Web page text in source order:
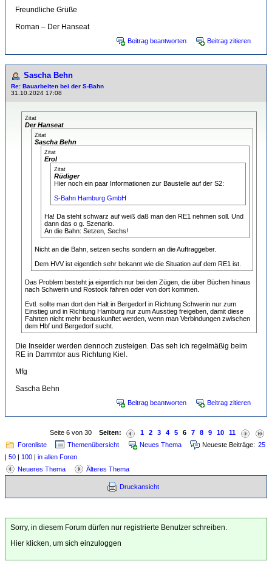
Freundliche Grüße
Roman – Der Hanseat
Beitrag beantworten Beitrag zitieren
Sascha Behn
Re: Bauarbeiten bei der S-Bahn
31.10.2024 17:08
Zitat
Der Hanseat
Zitat
Sascha Behn
Zitat
Erol
Zitat
Rüdiger
Hier noch ein paar Informationen zur Baustelle auf der S2:
S-Bahn Hamburg GmbH
Ha! Da steht schwarz auf weiß daß man den RE1 nehmen soll. Und
dann das o g. Szenario.
An die Bahn: Setzen, Sechs!
Nicht an die Bahn, setzen sechs sondern an die Auftraggeber.
Dem HVV ist eigentlich sehr bekannt wie die Situation auf dem RE1 ist.
Das Problem besteht ja eigentlich nur bei den Zügen, die über Büchen hinaus
nach Schwerin und Rostock fahren oder von dort kommen.
Evtl. sollte man dort den Halt in Bergedorf in Richtung Schwerin nur zum
Einstieg und in Richtung Hamburg nur zum Ausstieg freigeben, damit diese
Fahrten nicht mehr beauskunftet werden, wenn man Verbindungen zwischen
dem Hbf und Bergedorf sucht.
Die Inseider werden dennoch zusteigen. Das seh ich regelmäßig beim
RE in Dammtor aus Richtung Kiel.
Mfg
Sascha Behn
Beitrag beantworten Beitrag zitieren
Seite 6 von 30 Seiten: 1 2 3 4 5 6 7 8 9 10
11
Forenliste
Themenübersicht Neues Thema Neueste Beiträge: 25
| 50 | 100 | in allen Foren
Neueres Thema
Älteres Thema
Druckansicht
Sorry, in diesem Forum dürfen nur registrierte Benutzer schreiben.
Hier klicken, um sich einzuloggen